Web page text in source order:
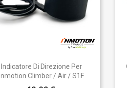
Anteprima
Indicatore Di Direzione Per
Inmotion Climber / Air / S1F